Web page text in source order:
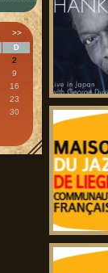
>>
D
2
9
16
23
30